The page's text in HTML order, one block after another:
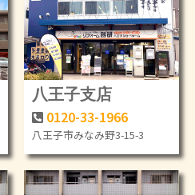
八王子支店
0120-33-1966
八王子市みなみ野3-15-3